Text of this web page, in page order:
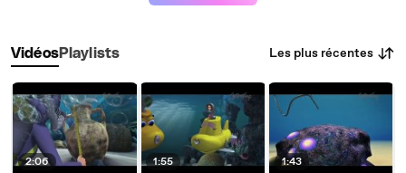
VidéosPlaylists Les plus récentes
2:06 1:55 1:43